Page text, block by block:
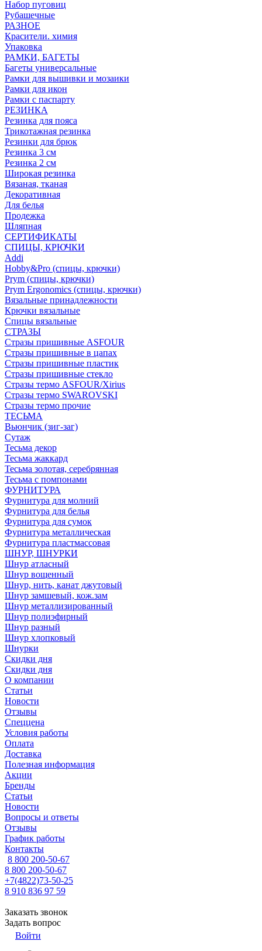
Набор пуговиц
Рубашечные
РАЗНОЕ
Красители. химия
Упаковка
РАМКИ, БАГЕТЫ
Багеты универсальные
Рамки для вышивки и мозаики
Рамки для икон
Рамки с паспарту
РЕЗИНКА
Резинка для пояса
Трикотажная резинка
Резинки для брюк
Резинка 3 см
Резинка 2 см
Широкая резинка
Вязаная, тканая
Декоративная
Для белья
Продежка
Шляпная
СЕРТИФИКАТЫ
СПИЦЫ, КРЮЧКИ
Addi
Hobby&Pro (спицы, крючки)
Prym (спицы, крючки)
Prym Ergonomics (спицы, крючки)
Вязальные принадлежности
Крючки вязальные
Спицы вязальные
СТРАЗЫ
Стразы пришивные ASFOUR
Стразы пришивные в цапах
Стразы пришивные пластик
Стразы пришивные стекло
Стразы термо ASFOUR/Xirius
Стразы термо SWAROVSKI
Стразы термо прочие
ТЕСЬМА
Вьюнчик (зиг-заг)
Сутаж
Тесьма декор
Тесьма жаккард
Тесьма золотая, серебрянная
Тесьма с помпонами
ФУРНИТУРА
Фурнитура для молний
Фурнитура для белья
Фурнитура для сумок
Фурнитура металлическая
Фурнитура пластмассовая
ШНУР, ШНУРКИ
Шнур атласный
Шнур вощенный
Шнур, нить, канат джутовый
Шнур замшевый, кож.зам
Шнур металлизированный
Шнур полиэфирный
Шнур разный
Шнур хлопковый
Шнурки
Скидки дня
Скидки дня
О компании
Статьи
Новости
Отзывы
Спеццена
Условия работы
Оплата
Доставка
Полезная информация
Акции
Бренды
Статьи
Новости
Вопросы и ответы
Отзывы
График работы
Контакты
8 800 200-50-67
8 800 200-50-67
+7(4822)73-50-25
8 910 836 97 59
Заказать звонок
Задать вопрос
Войти